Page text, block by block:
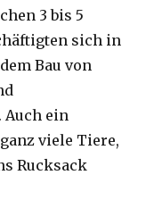
3 bis 5
sich in
Bau von
ein
viele Tiere,
Rucksack